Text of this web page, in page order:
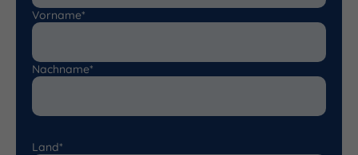
Vorname*
Nachname*
Land*